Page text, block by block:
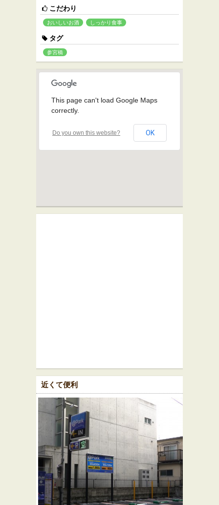
こだわり
おいしいお酒 しっかり食事
タグ
参宮橋
This page can't load Google Maps
correctly.
Do you own this website? OK
近くて便利